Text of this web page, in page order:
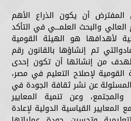
المفترض أن يكون الذراع الأهم
والبحث العلمـــي في التأكد
لأهدافها هو الهيئة القومية
تم إنشاؤها بالقانون رقم
2006 ، فالهدف من إنشائها أن تكون إحدى
القومية لإصلاح التعليم في مصر،
المسئولة عن نشر ثقافة الجودة في
والمجتمع، وعن تنمية المعايير
المعايير القياسية الدولية لإعادة